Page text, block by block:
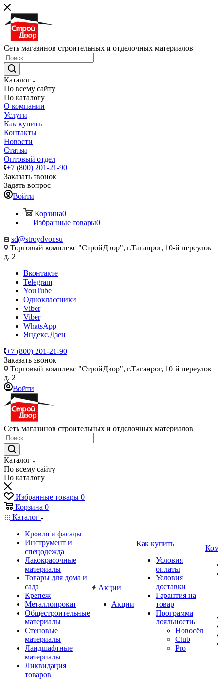
Сеть магазинов строительных и отделочных материалов
Каталог
По всему сайту
По каталогу
О компании
Услуги
Как купить
Контакты
Новости
Статьи
Оптовый отдел
+7 (800) 201-21-90
Заказать звонок
Задать вопрос
Войти
Корзина0
Избранные товары0
sd@stroydvor.su
Торговый комплекс "СтройДвор", г.Таганрог, 10-й переулок
д. 2
Вконтакте
Telegram
YouTube
Одноклассники
Viber
Viber
WhatsApp
Яндекс.Дзен
+7 (800) 201-21-90
Заказать звонок
Торговый комплекс "СтройДвор", г.Таганрог, 10-й переулок
д. 2
Войти
Сеть магазинов строительных и отделочных материалов
Каталог
По всему сайту
По каталогу
Избранные товары 0
Корзина 0
Каталог
Кровля и фасады
Инструмент и
спецодежда
Лакокрасочные
материалы
Товары для дома и
сада
Крепеж
Металлопрокат
Общестроительные
материалы
Стеновые
материалы
Ландшафтные
материалы
Ликвидация
товаров
Акции
Акции
Как купить
Условия
оплаты
Условия
доставки
Гарантия на
товар
Программа
лояльности
Новосёл
Club
Pro